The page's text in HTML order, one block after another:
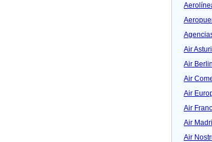
Air
Air Berlin
Air
Air
Air
Air
Air